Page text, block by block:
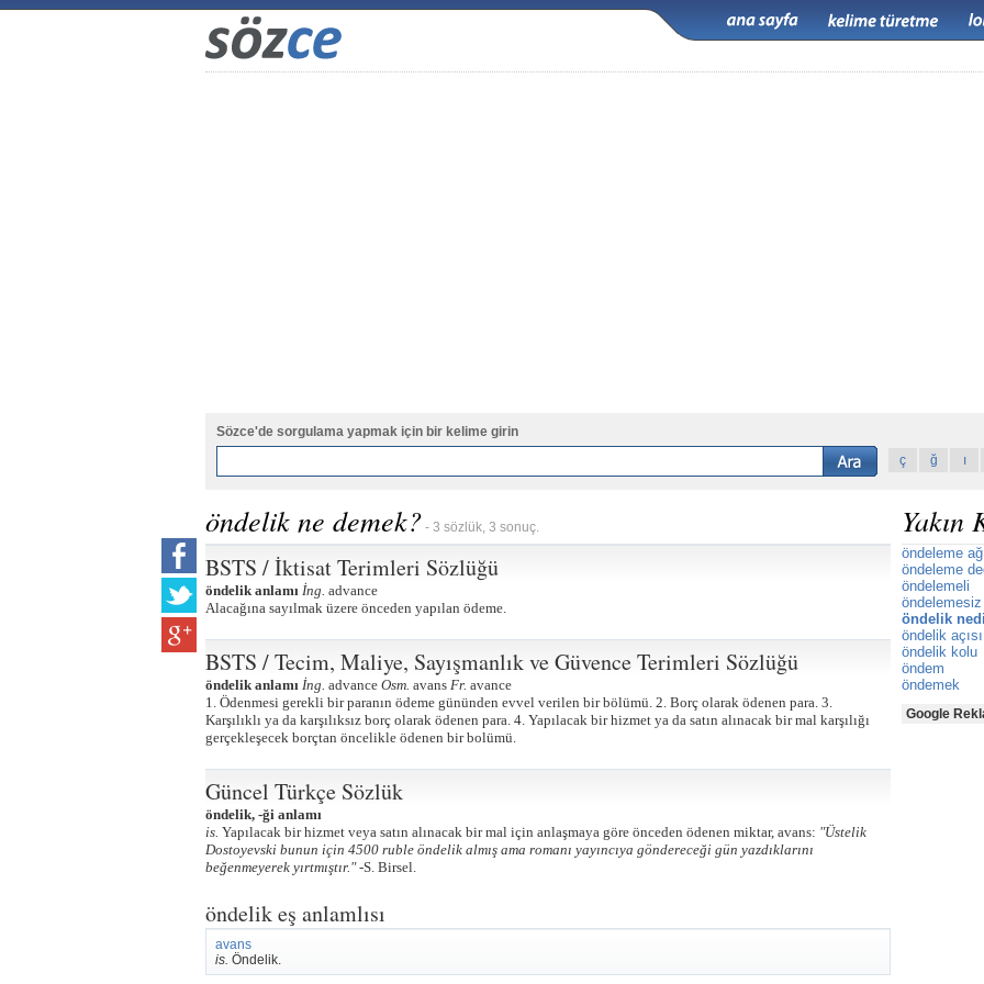
Sözce'de sorgulama yapmak için bir kelime girin
ç
ğ ı
öndelik ne demek? - 3 sözlük, 3 sonuç.
BSTS / İktisat Terimleri Sözlüğü
öndelik anlamı İng. advance
Alacağına sayılmak üzere önceden yapılan ödeme.
BSTS / Tecim, Maliye, Sayışmanlık ve Güvence Terimleri Sözlüğü
öndelik anlamı İng. advance Osm. avans Fr. avance
1. Ödenmesi gerekli bir paranın ödeme gününden evvel verilen bir bölümü. 2. Borç olarak ödenen para. 3.
Karşılıklı ya da karşılıksız borç olarak ödenen para. 4. Yapılacak bir hizmet ya da satın alınacak bir mal karşılığı
gerçekleşecek borçtan öncelikle ödenen bir bolümü.
Güncel Türkçe Sözlük
öndelik, -ği anlamı
is. Yapılacak bir hizmet veya satın alınacak bir mal için anlaşmaya göre önceden ödenen miktar, avans: "Üstelik
Dostoyevski bunun için 4500 ruble öndelik almış ama romanı yayıncıya göndereceği gün yazdıklarını
beğenmeyerek yırtmıştır." -S. Birsel.
öndelik eş anlamlısı
avans
is. Öndelik.
Yakın
öndeleme
öndeleme
öndelemeli
öndelemesiz
öndelik
öndelik açısı
öndelik kolu
öndem
öndemek
Google